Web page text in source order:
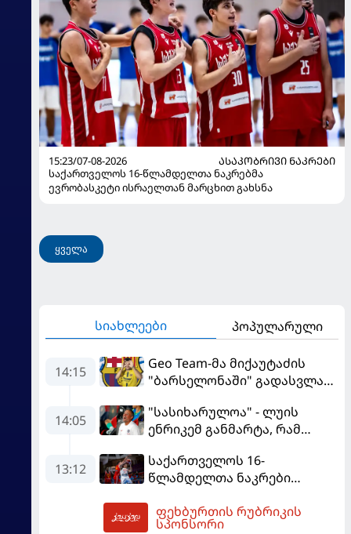
15:23/07-08-2026
ᲐᲡᲐᲙᲝᲑᲠᲘᲕᲘ ᲜᲐᲙᲠᲔᲑᲘ
საქართველოს 16-წლამდელთა ნაკრებმა
ევრობასკეტი ისრაელთან მარცხით გახსნა
ყველა
სიახლეები პოპულარული
14:15
Geo Team-მა მიქაუტაძის
"ბარსელონაში" გადასვლაზე
ინფორმაციაზე განმარტება
გააკეთა
14:05
"სასიხარულოა" - ლუის
ენრიკემ განმარტა, რამ
იუნაიტედთან" ნამატჩევს
13:12
საქართველოს 16-
წლამდელთა ნაკრები
დამარცხდა
ფეხბურთის რუბრიკის
სპონსორი